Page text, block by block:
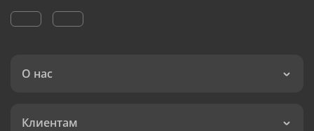
О нас
Клиентам